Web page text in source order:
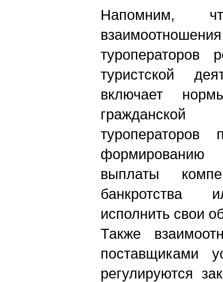
Напомним,
туроператоров
туристской
включает
гражданской
выплаты
банкротства
исполнить свои
Также
поставщиками
регулируются